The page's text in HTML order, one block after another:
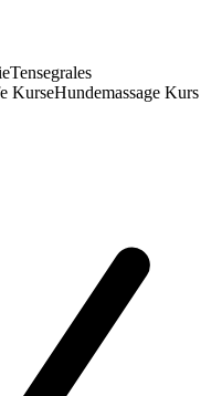
Tensegrales
KurseHundemassage Kurs